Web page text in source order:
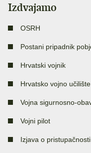
Izdvajamo
OSRH
Postani pripadnik
Hrvatski vojnik
Hrvatsko vojno
Vojna sigurnosno-
Vojni pilot
Izjava o pristupačnosti